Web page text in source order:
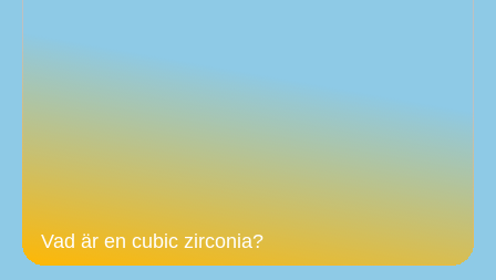
Vad är en cubic zirconia?